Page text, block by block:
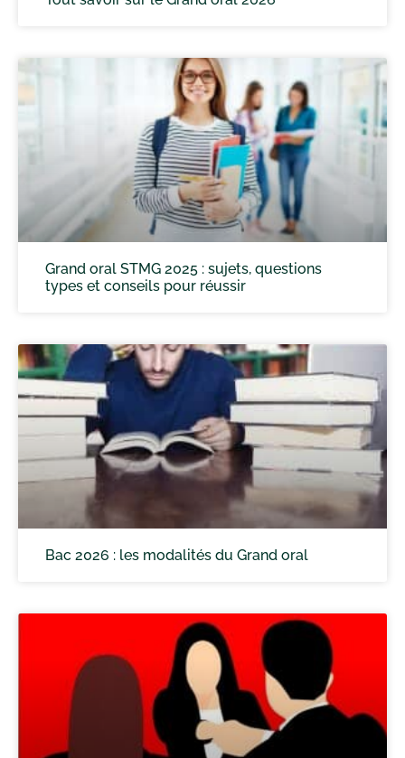
Grand oral STMG 2025 : sujets, questions
types et conseils pour réussir
Bac 2026 : les modalités du Grand oral